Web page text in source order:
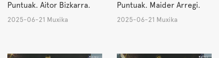
Puntuak. Aitor Bizkarra.
2025-06-21 Muxika
Puntuak. Maider Arregi.
2025-06-21 Muxika